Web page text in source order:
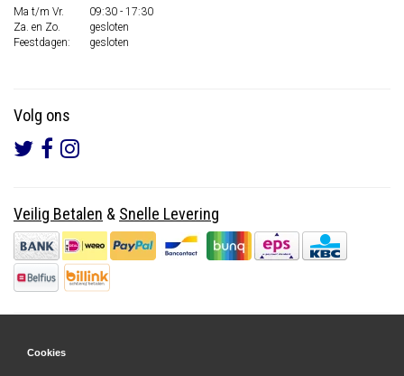
Ma t/m Vr.
09:30 - 17:30
Za. en Zo.
gesloten
Feestdagen:
gesloten
Volg ons
Veilig Betalen & Snelle Levering
Cookies